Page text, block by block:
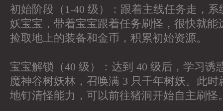
初始阶段（1-40 级）：跟着主线任务走，
妖宝宝，带着宝宝跟着任务刷怪，很快就能
捡取地上的装备和金币，积累初始资源。
宝宝解锁（40 级）：达到 40 级后，学习诱
魔神谷树妖林，召唤满 3 只千年树妖。此
地钉清怪能力，可以前往猪洞开始自主刷怪